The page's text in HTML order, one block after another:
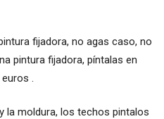
fijadora, no agas caso, no
pintura fijadora, píntalas en
.
la moldura, los techos pintalos